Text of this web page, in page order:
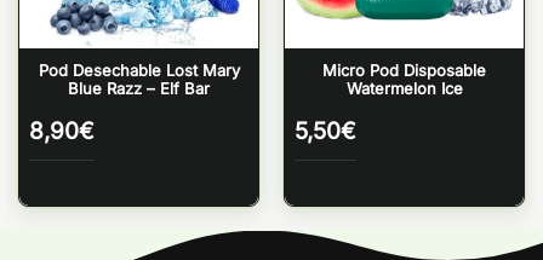
Pod Desechable Lost Mary
Blue Razz – Elf Bar
8,90€
Micro Pod Disposable
Watermelon Ice
5,50€